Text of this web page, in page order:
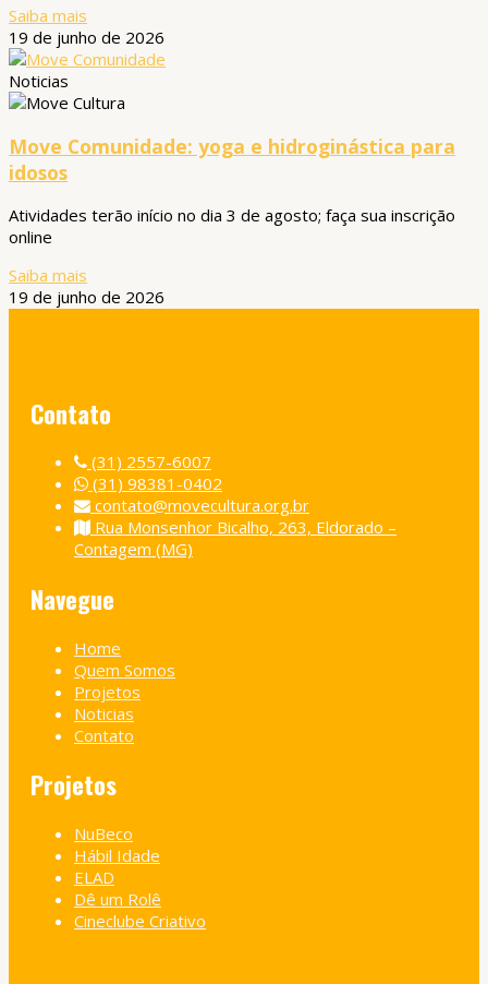
Saiba mais
19 de junho de 2026
Noticias
Move Comunidade: yoga e hidroginástica para
idosos
Atividades terão início no dia 3 de agosto; faça sua inscrição
online
Saiba mais
19 de junho de 2026
Contato
(31) 2557-6007
(31) 98381-0402
contato@movecultura.org.br
Rua Monsenhor Bicalho, 263, Eldorado –
Contagem (MG)
Navegue
Home
Quem Somos
Projetos
Noticias
Contato
Projetos
NuBeco
Hábil Idade
ELAD
Dê um Rolê
Cineclube Criativo